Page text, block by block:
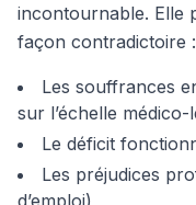
incontournable. Elle
façon contradictoire :
Les souffrances
sur l’échelle médico-
Le déficit
Les préjudices
d’emploi)